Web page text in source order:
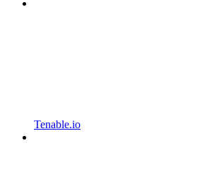
Tenable.io